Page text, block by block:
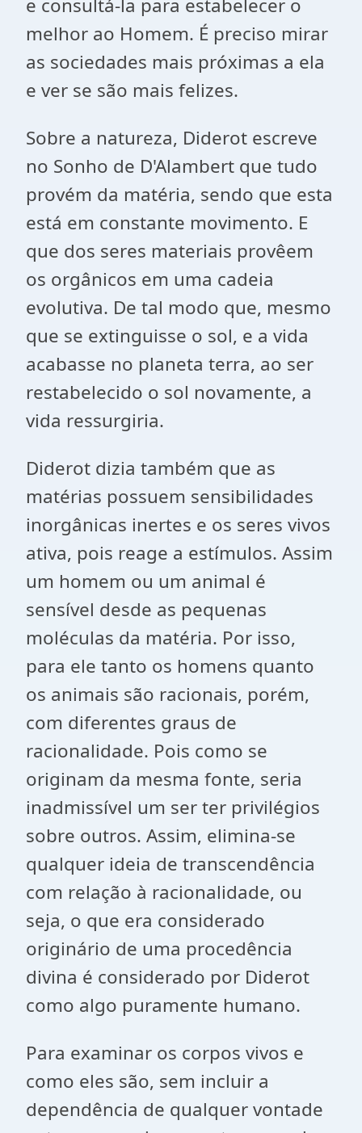
e consultá-la para estabelecer o
melhor ao Homem. É preciso mirar
as sociedades mais próximas a ela
e ver se são mais felizes.
Sobre a natureza, Diderot escreve
no Sonho de D'Alambert que tudo
provém da matéria, sendo que esta
está em constante movimento. E
que dos seres materiais provêem
os orgânicos em uma cadeia
evolutiva. De tal modo que, mesmo
que se extinguisse o sol, e a vida
acabasse no planeta terra, ao ser
restabelecido o sol novamente, a
vida ressurgiria.
Diderot dizia também que as
matérias possuem sensibilidades
inorgânicas inertes e os seres vivos
ativa, pois reage a estímulos. Assim
um homem ou um animal é
sensível desde as pequenas
moléculas da matéria. Por isso,
para ele tanto os homens quanto
os animais são racionais, porém,
com diferentes graus de
racionalidade. Pois como se
originam da mesma fonte, seria
inadmissível um ser ter privilégios
sobre outros. Assim, elimina-se
qualquer ideia de transcendência
com relação à racionalidade, ou
seja, o que era considerado
originário de uma procedência
divina é considerado por Diderot
como algo puramente humano.
Para examinar os corpos vivos e
como eles são, sem incluir a
dependência de qualquer vontade